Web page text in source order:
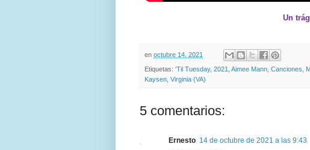
Un
en octubre 14, 2021
Etiquetas: 'Til Tuesday, 2021, Aimee Mann, Canciones,
Kaysen, Virginia (VA)
5 comentarios:
Ernesto 14 de octubre de 2021 a las 9:43